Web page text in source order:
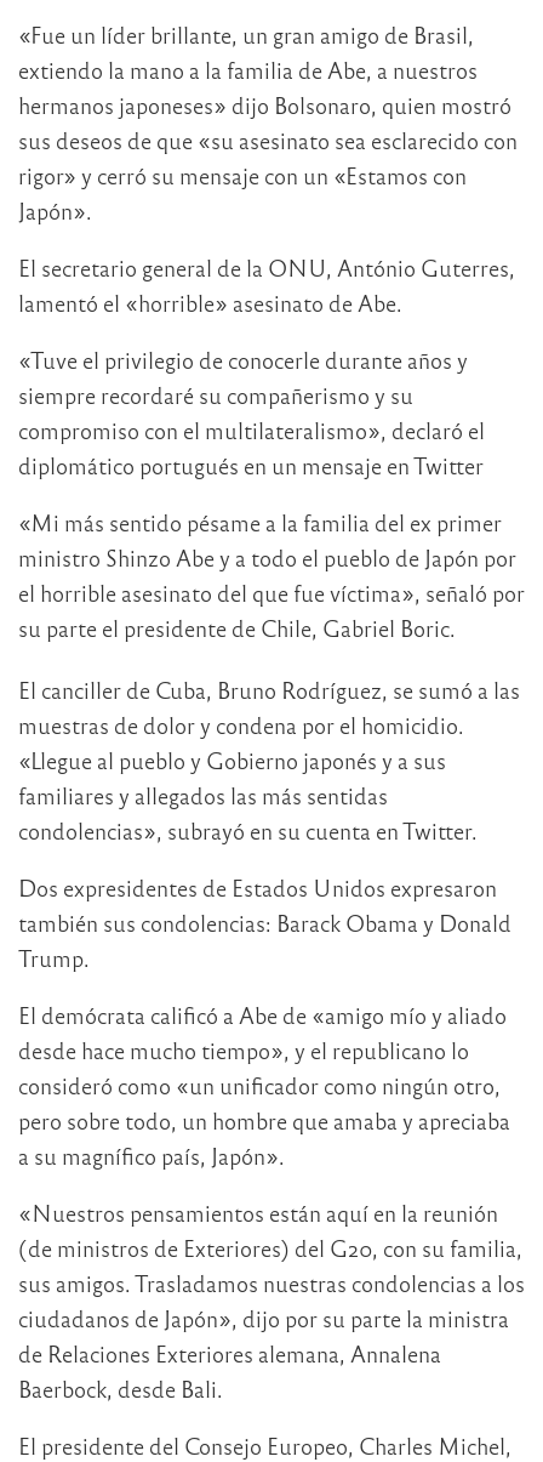
«Fue un líder brillante, un gran amigo de Brasil,
extiendo la mano a la familia de Abe, a nuestros
hermanos japoneses» dijo Bolsonaro, quien mostró
sus deseos de que «su asesinato sea esclarecido con
rigor» y cerró su mensaje con un «Estamos con
Japón».
El secretario general de la ONU, António Guterres,
lamentó el «horrible» asesinato de Abe.
«Tuve el privilegio de conocerle durante años y
siempre recordaré su compañerismo y su
compromiso con el multilateralismo», declaró el
diplomático portugués en un mensaje en Twitter
«Mi más sentido pésame a la familia del ex primer
ministro Shinzo Abe y a todo el pueblo de Japón por
el horrible asesinato del que fue víctima», señaló por
su parte el presidente de Chile, Gabriel Boric.
El canciller de Cuba, Bruno Rodríguez, se sumó a las
muestras de dolor y condena por el homicidio.
«Llegue al pueblo y Gobierno japonés y a sus
familiares y allegados las más sentidas
condolencias», subrayó en su cuenta en Twitter.
Dos expresidentes de Estados Unidos expresaron
también sus condolencias: Barack Obama y Donald
Trump.
El demócrata calificó a Abe de «amigo mío y aliado
desde hace mucho tiempo», y el republicano lo
consideró como «un unificador como ningún otro,
pero sobre todo, un hombre que amaba y apreciaba
a su magnífico país, Japón».
«Nuestros pensamientos están aquí en la reunión
(de ministros de Exteriores) del G20, con su familia,
sus amigos. Trasladamos nuestras condolencias a los
ciudadanos de Japón», dijo por su parte la ministra
de Relaciones Exteriores alemana, Annalena
Baerbock, desde Bali.
El presidente del Consejo Europeo, Charles Michel,